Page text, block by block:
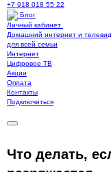
+7 918 018 55 22
Блог
Личный кабинет
Домашний интернет и
для всей семьи
Интернет
Цифровое ТВ
Акции
Оплата
Контакты
Подключиться
Что делать,